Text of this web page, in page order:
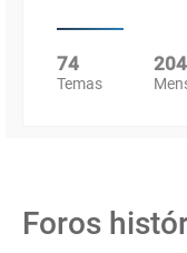
74
Temas
204
Foros